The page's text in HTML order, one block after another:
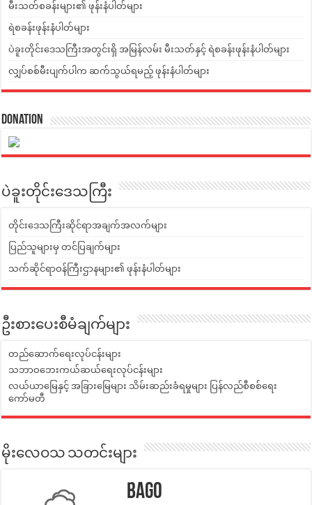
မီးသတ်စခန်းများ၏ ဖုန်းနံပါတ်များ
ရဲစခန်းဖုန်းနံပါတ်များ
ပဲခူးတိုင်းဒေသကြီးအတွင်းရှိ အမြန်လမ်း မီးသတ်နှင့် ရဲစခန်းဖုန်းနံပါတ်များ
လျှပ်စစ်မီးပျက်ပါက ဆက်သွယ်ရမည့် ဖုန်းနံပါတ်များ
Donation
ပဲခူးတိုင်းဒေသကြီး
တိုင်းဒေသကြီးဆိုင်ရာအချက်အလက်များ
ပြည်သူများမှ တင်ပြချက်များ
သက်ဆိုင်ရာဝန်ကြီးဌာနများ၏ ဖုန်းနံပါတ်များ
ဦးစားပေးစီမံချက်များ
တည်ဆောက်ရေးလုပ်ငန်းများ
သဘာဝဘေးကယ်ဆယ်ရေးလုပ်ငန်းများ
လယ်ယာမြေနှင့် အခြားမြေများ သိမ်းဆည်းခံရမှုများ ပြန်လည်စီစစ်ရေး
ကော်မတီ
မိုးလေဝသ သတင်းများ
Bago